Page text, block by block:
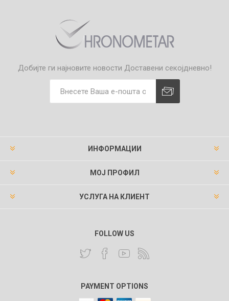
Добијте ги најновите новости Доставени секојдневно!
ИНФОРМАЦИИ
МОЈ ПРОФИЛ
УСЛУГА НА КЛИЕНТ
FOLLOW US
PAYMENT OPTIONS